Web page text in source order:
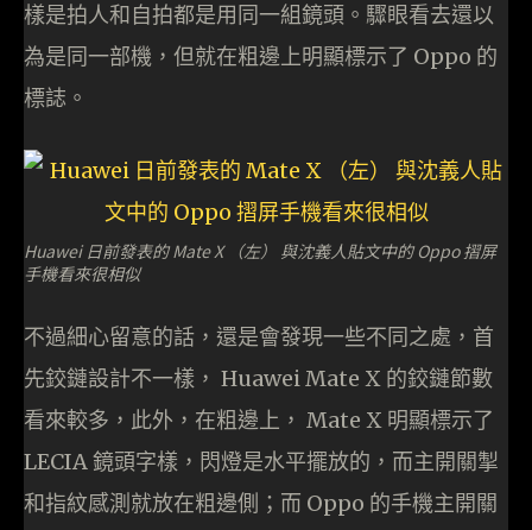
樣是拍人和自拍都是用同一組鏡頭。驟眼看去還以
為是同一部機，但就在粗邊上明顯標示了 Oppo 的
標誌。
Huawei 日前發表的 Mate X （左） 與沈義人貼文中的 Oppo 摺屏
手機看來很相似
不過細心留意的話，還是會發現一些不同之處，首
先鉸鏈設計不一樣， Huawei Mate X 的鉸鏈節數
看來較多，此外，在粗邊上， Mate X 明顯標示了
LECIA 鏡頭字樣，閃燈是水平擺放的，而主開關掣
和指紋感測就放在粗邊側；而 Oppo 的手機主開關